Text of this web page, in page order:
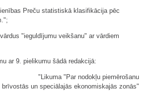
Preču statistiskā klasifikācija pēc
"ieguldījumu veikšanu" ar vārdiem
ar 9. pielikumu šādā redakcijā:
"Likuma "Par nodokļu piemērošanu
brīvostās un speciālajās ekonomiskajās zonās"